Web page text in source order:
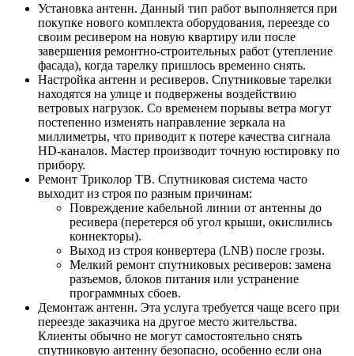
Установка антенн. Данный тип работ выполняется при
покупке нового комплекта оборудования, переезде со
своим ресивером на новую квартиру или после
завершения ремонтно-строительных работ (утепление
фасада), когда тарелку пришлось временно снять.
Настройка антенн и ресиверов. Спутниковые тарелки
находятся на улице и подвержены воздействию
ветровых нагрузок. Со временем порывы ветра могут
постепенно изменять направление зеркала на
миллиметры, что приводит к потере качества сигнала
HD-каналов. Мастер производит точную юстировку по
прибору.
Ремонт Триколор ТВ. Спутниковая система часто
выходит из строя по разным причинам:
Повреждение кабельной линии от антенны до
ресивера (перетерся об угол крыши, окислились
коннекторы).
Выход из строя конвертера (LNB) после грозы.
Мелкий ремонт спутниковых ресиверов: замена
разъемов, блоков питания или устранение
программных сбоев.
Демонтаж антенн. Эта услуга требуется чаще всего при
переезде заказчика на другое место жительства.
Клиенты обычно не могут самостоятельно снять
спутниковую антенну безопасно, особенно если она